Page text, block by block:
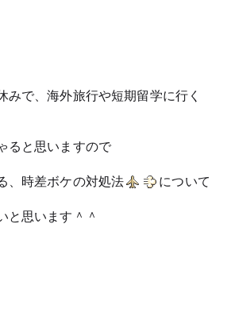
みで、海外旅行や短期留学に行く
ると思いますので
、時差ボケの対処法 について
と思います＾＾